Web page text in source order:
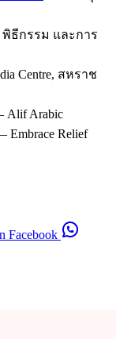
ธีกรรม และการ
Centre, สหราช
Alif Arabic
Embrace Relief
Facebook